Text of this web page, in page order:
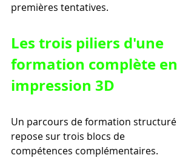
premières tentatives.
Les trois piliers d'une
formation complète en
impression 3D
Un parcours de formation structuré
repose sur trois blocs de
compétences complémentaires.